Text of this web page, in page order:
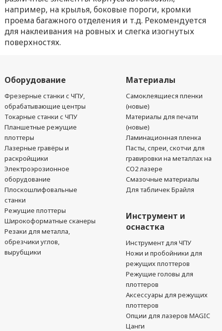
например, на крылья, боковые пороги, кромки
проема багажного отделения и т.д. Рекомендуется
для наклеивания на ровных и слегка изогнутых
поверхностях.
Оборудование
Фрезерные станки с ЧПУ,
обрабатывающие центры
Токарные станки с ЧПУ
Планшетные режущие
плоттеры
Лазерные гравёры и
раскройщики
Электроэрозионное
оборудование
Плоскошлифовальные
станки
Режущие плоттеры
Широкоформатные сканеры
Резаки для металла,
обрезчики углов,
вырубщики
Материалы
Самоклеящиеся пленки
(новые)
Материалы для печати
(новые)
Ламинационная пленка
Пасты, спреи, скотчи для
гравировки на металлах на
CO2 лазере
Смазочные материалы
Для табличек Брайля
Инструмент и
оснастка
Инструмент для ЧПУ
Ножи и пробойники для
режущих плоттеров
Режущие головы для
плоттеров
Аксессуары для режущих
плоттеров
Опции для лазеров MAGIC
Цанги